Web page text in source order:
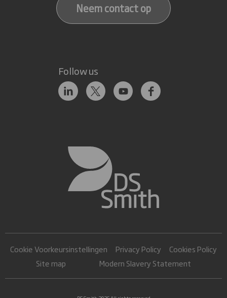
Neem contact op
Follow us
Cookie Voorkeursinstellingen Privacy Policy
Cookies Policy
Site map
Modern Slavery Statement